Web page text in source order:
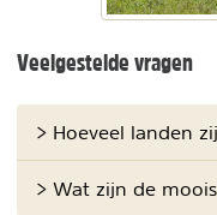
Veelgestelde vragen
> Hoeveel landen
> Wat zijn de